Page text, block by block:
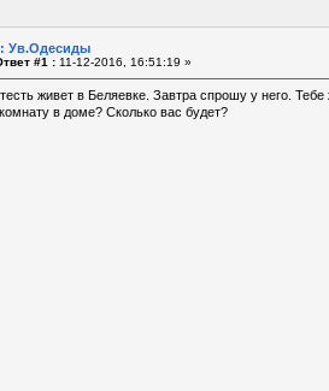
Ув.Одесиды
#1 : 11-12-2016, 16:51:19 »
живет в Беляевке. Завтра спрошу у него.
в доме? Сколько вас будет?